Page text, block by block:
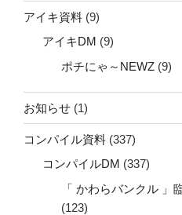
アイキ資料 (9)
アイキDM (9)
ポチにゃ～NEWZ (9)
お知らせ (1)
コンパイル資料 (337)
コンパイルDM (337)
「 かわらバンクル 」
(123)